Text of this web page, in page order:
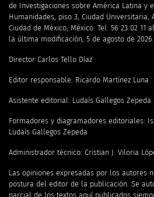
de Investigaciones sobre América Latina y
Humanidades, piso 3, Ciudad Universitaria,
Ciudad de México, México. Tel. 56 23 02 11
la última modificación, 5 de agosto de 2026.
Director Carlos Tello Díaz
Editor responsable: Ricardo Martínez Luna
Asistente editorial: Ludaís Gallegos Zepeda
Formadores y diagramadores editoriales:
Ludaís Gallegos Zepeda
Administrador técnico: Cristian J. Viloria
Las opiniones expresadas por los autores
postura del editor de la publicación. Se
parcial de los textos aquí publicados